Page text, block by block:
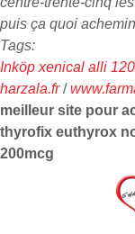
puis ça quoi
Tags:
Inköp xenical alli
harzala.fr/
meilleur site pour
thyrofix euthyrox
200mcg